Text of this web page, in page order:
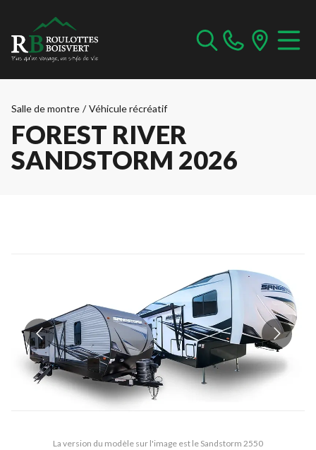
Salle de montre / Véhicule récréatif
FOREST RIVER
SANDSTORM 2026
La version du modèle sur l'image est le Sandstorm 2550